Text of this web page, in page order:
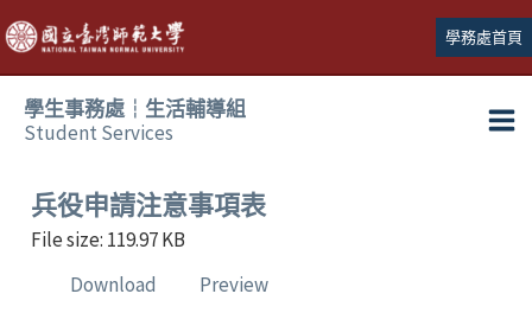
跳
至
主
學務處首頁
學生事務處┆生活輔導組
Student Services
兵役申請注意事項表
File size: 119.97 KB
Download
Preview